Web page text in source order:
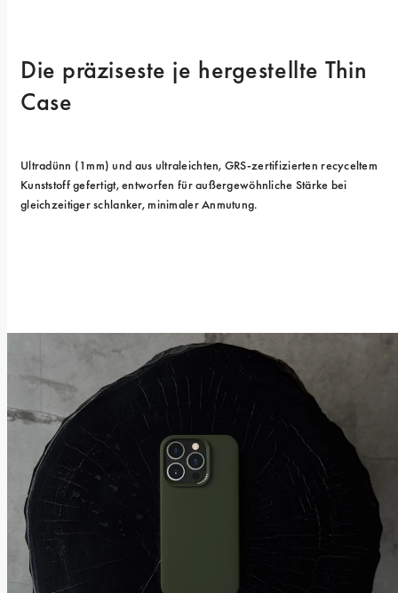
Die präziseste je hergestellte Thin
Case
Ultradünn (1mm) und aus ultraleichten, GRS-zertifizierten recyceltem
Kunststoff gefertigt, entworfen für außergewöhnliche Stärke bei
gleichzeitiger schlanker, minimaler Anmutung.